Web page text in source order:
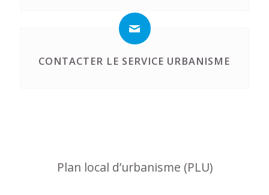
CONTACTER LE SERVICE URBANISME
Plan local d’urbanisme (PLU)